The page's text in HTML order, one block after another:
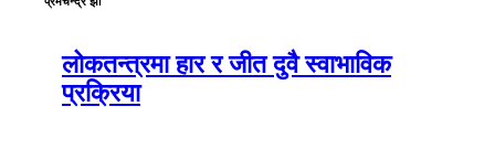
लोकतन्त्रमा हार र जीत दुवै स्वाभाविक
प्रक्रिया